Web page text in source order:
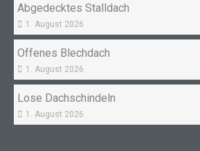
Abgedecktes Stalldach
1. August 2026
Offenes Blechdach
1. August 2026
Lose Dachschindeln
1. August 2026